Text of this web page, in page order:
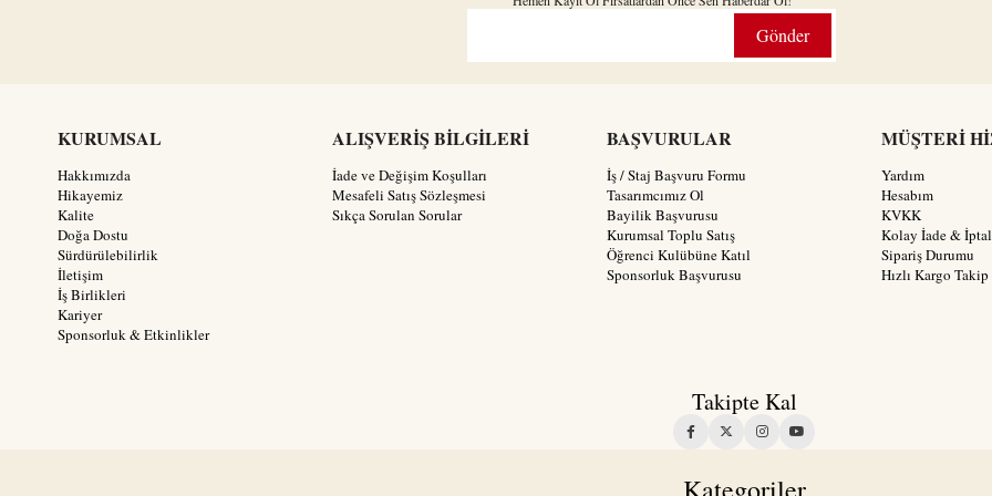
Gönder
KURUMSAL
Hakkımızda
Hikayemiz
Kalite
Doğa Dostu
Sürdürülebilirlik
İletişim
İş Birlikleri
Kariyer
Sponsorluk & Etkinlikler
ALIŞVERİŞ BİLGİLERİ
İade ve Değişim Koşulları
Mesafeli Satış Sözleşmesi
Sıkça Sorulan Sorular
BAŞVURULAR
İş / Staj Başvuru Formu
Tasarımcımız Ol
Bayilik Başvurusu
Kurumsal Toplu Satış
Öğrenci Kulübüne Katıl
Sponsorluk Başvurusu
MÜŞTERİ
Yardım
Hesabım
KVKK
Kolay İade & İptal
Sipariş Durumu
Hızlı Kargo Takip
Takipte Kal
Kategoriler